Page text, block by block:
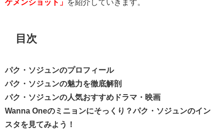
ケメンショット」
を紹介していきます。
目次
パク・ソジュンのプロフィール
パク・ソジュンの魅力を徹底解剖
パク・ソジュンの人気おすすめドラマ・映画
Wanna Oneのミニョンにそっくり？パク・ソジュンのイン
スタを見てみよう！